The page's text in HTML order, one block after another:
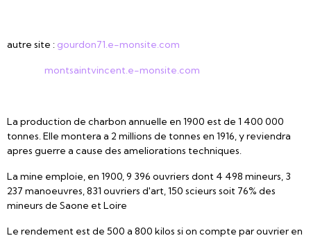
autre site : gourdon71.e-monsite.com
montsaintvincent.e-monsite.com
La production de charbon annuelle en 1900 est de 1 400 000
tonnes. Elle montera a 2 millions de tonnes en 1916, y reviendra
apres guerre a cause des ameliorations techniques.
La mine emploie, en 1900, 9 396 ouvriers dont 4 498 mineurs, 3
237 manoeuvres, 831 ouvriers d'art, 150 scieurs soit 76% des
mineurs de Saone et Loire
Le rendement est de 500 a 800 kilos si on compte par ouvrier en